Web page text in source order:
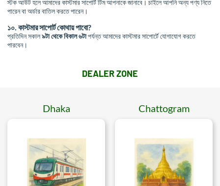
স্টক আউট হলে আমাদের কাস্টমার সাপোর্ট টিম আপনাকে জানাবে। চাইলে আপনি অন্য পণ্য নিতে
পারেন বা অর্ডার বাতিল করতে পারেন।
১০. কাস্টমার সাপোর্ট কোথায় পাবো?
প্রতিদিন সকাল৯টা থেকে বিকাল ৬টাপর্যন্ত আমাদের কাস্টমার সাপোর্টে যোগাযোগ করতে
পারবেন।
DEALER ZONE
Dhaka Chattogram